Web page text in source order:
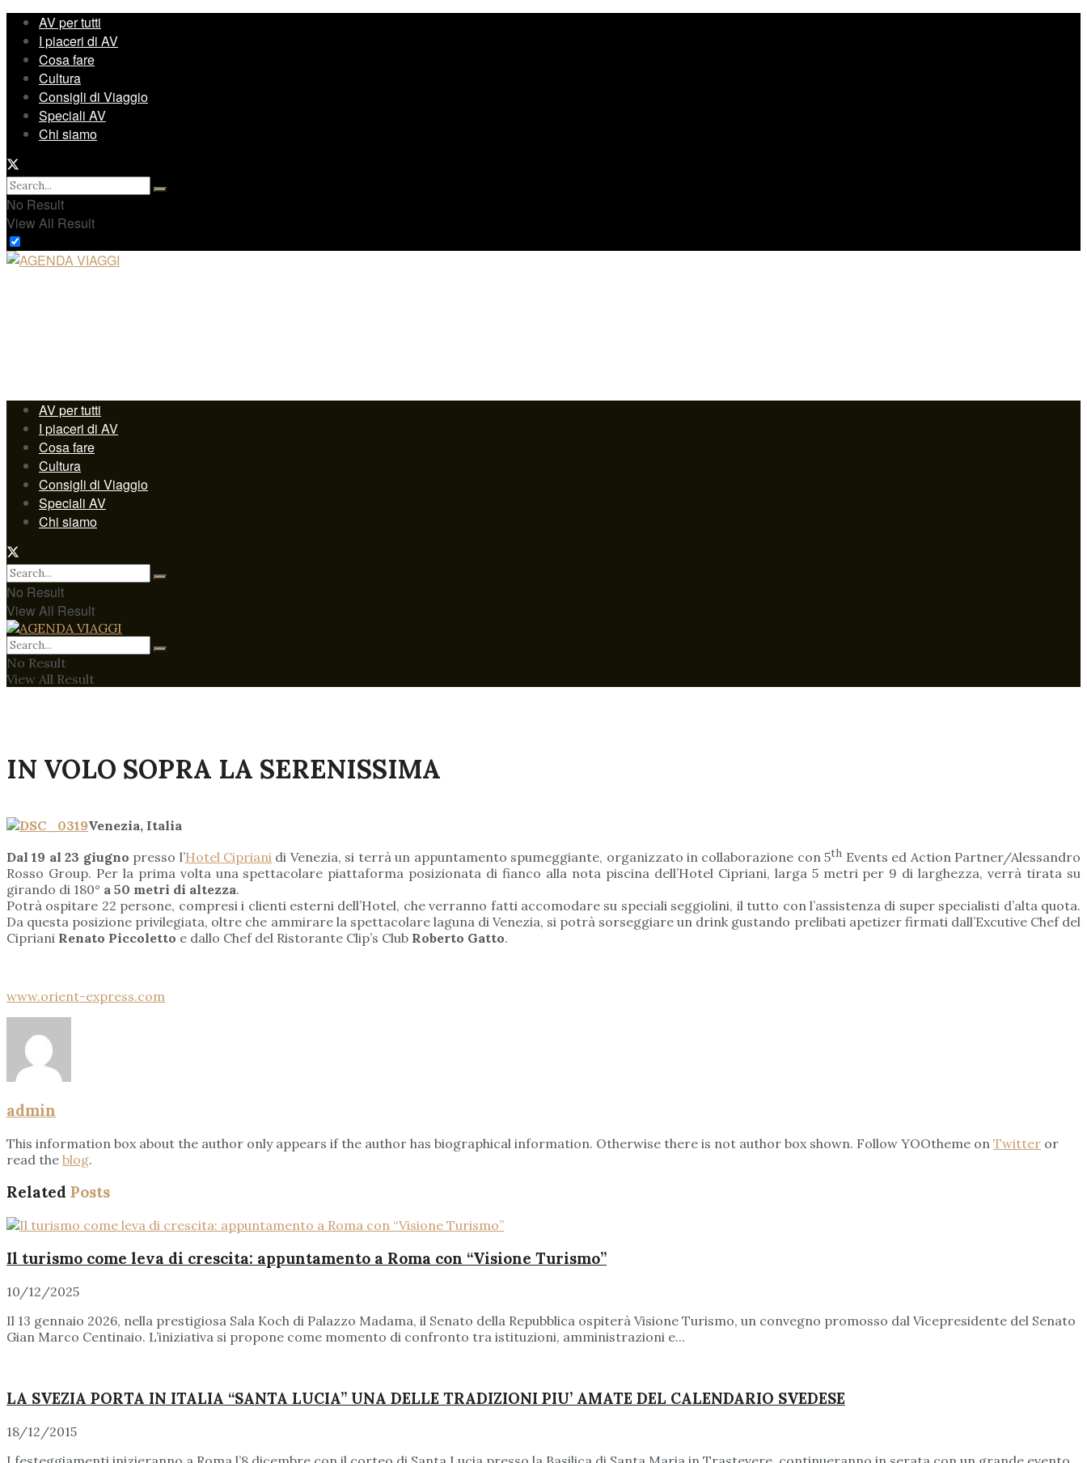
AV per tutti
I piaceri di AV
Cosa fare
Cultura
Consigli di Viaggio
Speciali AV
Chi siamo
No Result
View All Result
AV per tutti
I piaceri di AV
Cosa fare
Cultura
Consigli di Viaggio
Speciali AV
Chi siamo
No Result
View All Result
No Result
View All Result
IN VOLO SOPRA LA SERENISSIMA
Venezia, Italia
Dal 19 al 23 giugno presso l’Hotel Cipriani di Venezia, si terrà un appuntamento spumeggiante, organizzato in collaborazione con 5th Events ed Action Partner/Alessandro
Rosso Group. Per la prima volta una spettacolare piattaforma posizionata di fianco alla nota piscina dell’Hotel Cipriani, larga 5 metri per 9 di larghezza, verrà tirata su
girando di 180° a 50 metri di altezza.
Potrà ospitare 22 persone, compresi i clienti esterni dell’Hotel, che verranno fatti accomodare su speciali seggiolini, il tutto con l’assistenza di super specialisti d’alta quota.
Da questa posizione privilegiata, oltre che ammirare la spettacolare laguna di Venezia, si potrà sorseggiare un drink gustando prelibati apetizer firmati dall’Excutive Chef del
Cipriani Renato Piccoletto e dallo Chef del Ristorante Clip’s Club Roberto Gatto.
www.orient-express.com
admin
This information box about the author only appears if the author has biographical information. Otherwise there is not author box shown. Follow YOOtheme on Twitter or
read the blog.
Related Posts
Il turismo come leva di crescita: appuntamento a Roma con “Visione Turismo”
10/12/2025
Il 13 gennaio 2026, nella prestigiosa Sala Koch di Palazzo Madama, il Senato della Repubblica ospiterà Visione Turismo, un convegno promosso dal Vicepresidente del Senato
Gian Marco Centinaio. L’iniziativa si propone come momento di confronto tra istituzioni, amministrazioni e...
LA SVEZIA PORTA IN ITALIA “SANTA LUCIA” UNA DELLE TRADIZIONI PIU’ AMATE DEL CALENDARIO SVEDESE
18/12/2015